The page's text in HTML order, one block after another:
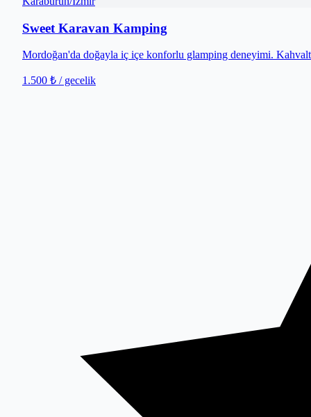
Sweet Karavan Kamping
Mordoğan'da doğayla iç içe konforlu glamping deneyimi.
1.500 ₺ / gecelik